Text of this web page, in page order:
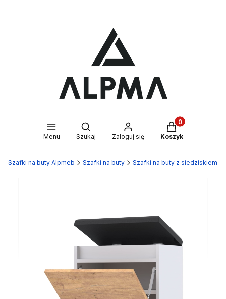
Menu
Otwórz wyszukiwarkę
Szukaj Zaloguj się
Produkty w
Koszyk
Szafki na buty Alpmeb Szafki na buty Szafki na buty z siedziskiem